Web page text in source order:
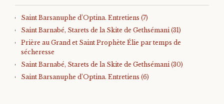
Saint Barsanuphe d’Optina. Entretiens (7)
Saint Barnabé, Starets de la Skite de Gethsémani (31)
Prière au Grand et Saint Prophète Élie par temps de
sécheresse
Saint Barnabé, Starets de la Skite de Gethsémani (30)
Saint Barsanuphe d’Optina. Entretiens (6)